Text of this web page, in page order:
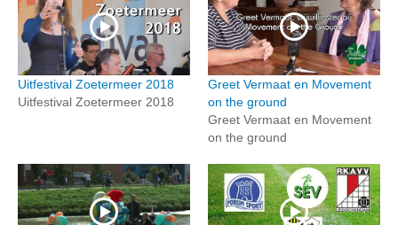
Uitfestival Zoetermeer 2018
Uitfestival Zoetermeer 2018
Greet Vermaat en Movement
on the ground
Greet Vermaat en Movement
on the ground